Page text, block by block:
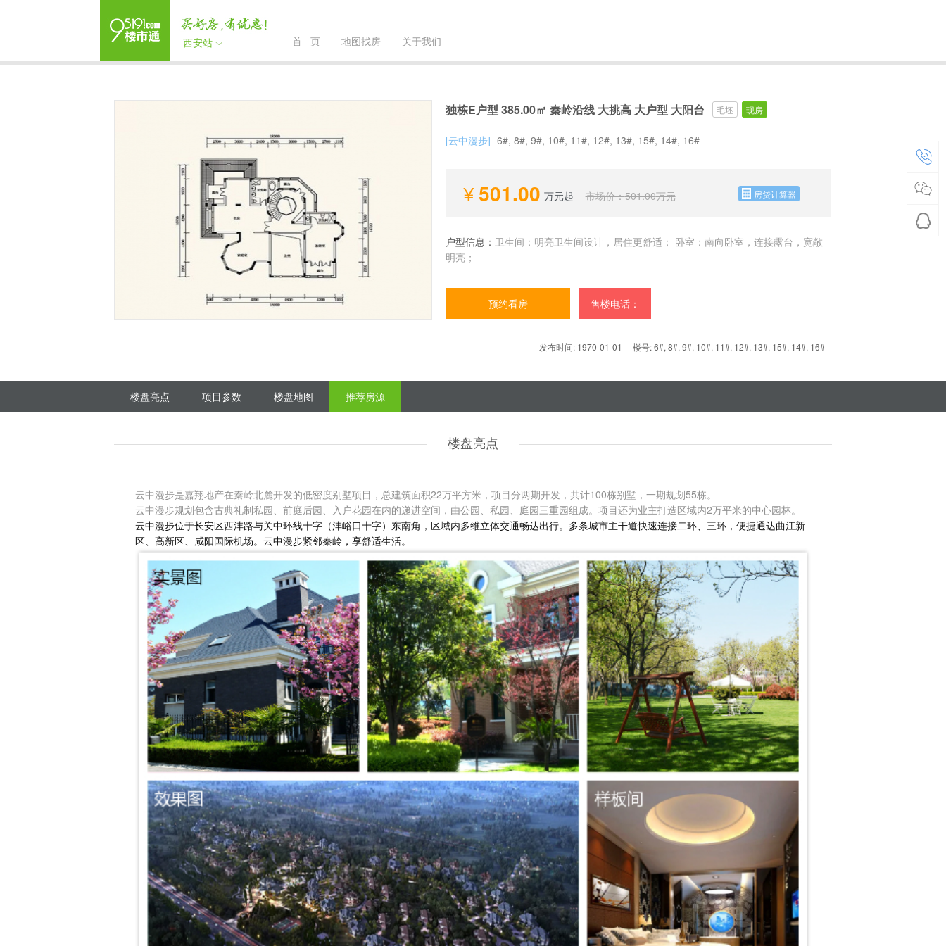
西安站 首 页 地图找房 关于我们
独栋E户型 385.00㎡ 秦岭沿线 大挑高 大户型 大阳台 毛坯 现房
[云中漫步] 6#, 8#, 9#, 10#, 11#, 12#, 13#, 15#, 14#, 16#
501.00 万元起 市场价：501.00万元 房贷计算器
户型信息： 卫生间：明亮卫生间设计，居住更舒适； 卧室：南向卧室，连接露台，宽敞
明亮；
预约看房 售楼电话：
发布时间: 1970-01-01 楼号: 6#, 8#, 9#, 10#, 11#, 12#, 13#, 15#, 14#, 16#
楼盘亮点 项目参数 楼盘地图 推荐房源
楼盘亮点
云中漫步是嘉翔地产在秦岭北麓开发的低密度别墅项目，总建筑面积22万平方米，项目分两期开发，共计100栋别墅，一期规划55栋。
云中漫步规划包含古典礼制私园、前庭后园、入户花园在内的递进空间，由公园、私园、庭园三重园组成。项目还为业主打造区域内2万平米的中心园林。
云中漫步位于长安区西沣路与关中环线十字（沣峪口十字）东南角，区域内多维立体交通畅达出行。多条城市主干道快速连接二环、三环，便捷通达曲江新
区、高新区、咸阳国际机场。云中漫步紧邻秦岭，享舒适生活。